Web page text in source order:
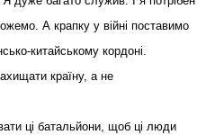
А крапку у війні поставимо
китайському кордоні.
країну, а не
ці батальйони, щоб ці люди